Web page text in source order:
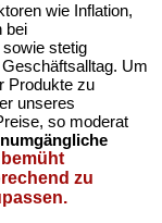
wie Inflation,
bei
stetig
Um
Produkte zu
unseres
so moderat
zu